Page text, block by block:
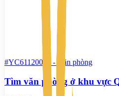
#YC61120072 - Văn phòng
Tìm văn phòng ở khu vực